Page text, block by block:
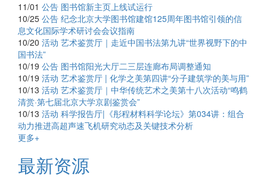
11/01 公告 图书馆新主页上线试运行
10/25 公告 纪念北京大学图书馆建馆125周年图书馆引领的信
息文化国际学术研讨会会议指南
10/20 活动 艺术鉴赏厅｜走近中国书法第九讲“世界视野下的中
国书法”
10/19 公告 图书馆阳光大厅二三层连廊布局调整通知
10/19 活动 艺术鉴赏厅 | 化学之美第四讲“分子建筑学的美与用”
10/13 活动 艺术鉴赏厅｜中华传统艺术之美第十八次活动“鸣鹤
清赏·第七届北京大学京剧鉴赏会”
10/13 活动 科学报告厅|《彤程材料科学论坛》第034讲：组合
动力推进高超声速飞机研究动态及关键技术分析
更多+
最新资源